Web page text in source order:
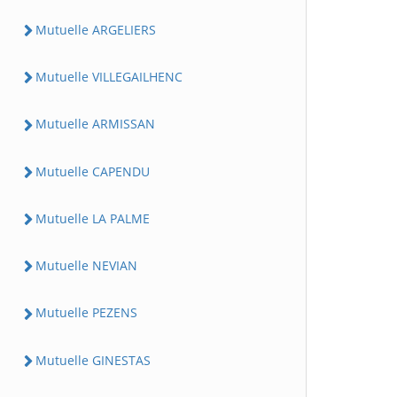
Mutuelle ARGELIERS
Mutuelle VILLEGAILHENC
Mutuelle ARMISSAN
Mutuelle CAPENDU
Mutuelle LA PALME
Mutuelle NEVIAN
Mutuelle PEZENS
Mutuelle GINESTAS